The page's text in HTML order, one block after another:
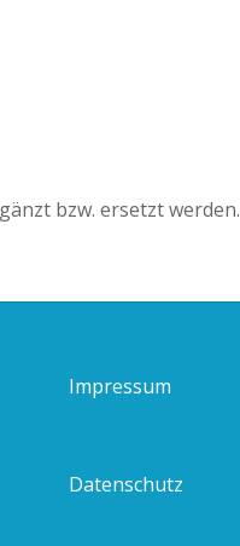
bzw. ersetzt werden.
Impressum
Datenschutz